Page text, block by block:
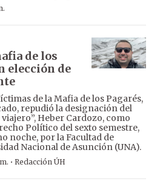
de los
elección de
de la Mafia de los Pagarés,
repudió la designación del
Heber Cardozo, como
Político del sexto semestre,
noche, por la Facultad de
Nacional de Asunción (UNA).
· Redacción ÚH